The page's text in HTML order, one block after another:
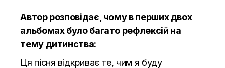
Автор розповідає, чому в перших двох
альбомах було багато рефлексій на
тему дитинства:
Ця пісня відкриває те, чим я буду